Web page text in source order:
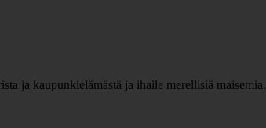
ja kaupunkielämästä ja ihaile merellisiä maisemia.